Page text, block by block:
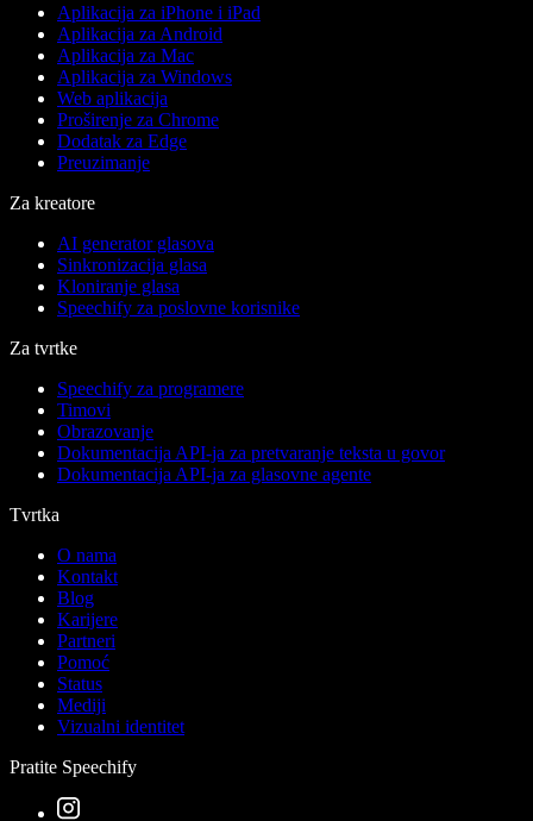
Aplikacija za iPhone i iPad
Aplikacija za Android
Aplikacija za Mac
Aplikacija za Windows
Web aplikacija
Proširenje za Chrome
Dodatak za Edge
Preuzimanje
Za kreatore
AI generator glasova
Sinkronizacija glasa
Kloniranje glasa
Speechify za poslovne korisnike
Za tvrtke
Speechify za programere
Timovi
Obrazovanje
Dokumentacija API-ja za pretvaranje teksta u govor
Dokumentacija API-ja za glasovne agente
Tvrtka
O nama
Kontakt
Blog
Karijere
Partneri
Pomoć
Status
Mediji
Vizualni identitet
Pratite Speechify